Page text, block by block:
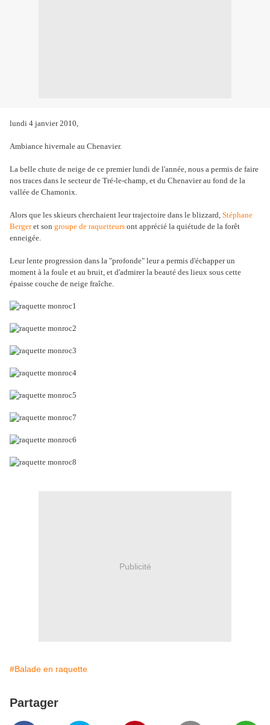
lundi 4 janvier 2010,
Ambiance hivernale au Chenavier.
La belle chute de neige de ce premier lundi de l'année, nous a permis de faire
nos traces dans le secteur de Tré-le-champ, et du Chenavier au fond de la
vallée de Chamonix.
Alors que les skieurs cherchaient leur trajectoire dans le blizzard, Stéphane
Bergeret son groupe de raquetteurs ont apprécié la quiétude de la forêt
enneigée.
Leur lente progression dans la "profonde" leur a permis d'échapper un
moment à la foule et au bruit, et d'admirer la beauté des lieux sous cette
épaisse couche de neige fraîche.
Publicité
#Balade en raquette
Partager